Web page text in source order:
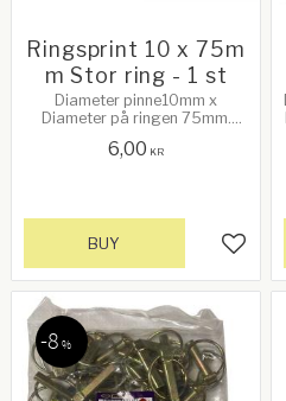
Ringsprint 10 x 75m
m Stor ring - 1 st
Diameter pinne10mm x
Diameter på ringen 75mm.
6,00 KR
Add
BUY
8 %